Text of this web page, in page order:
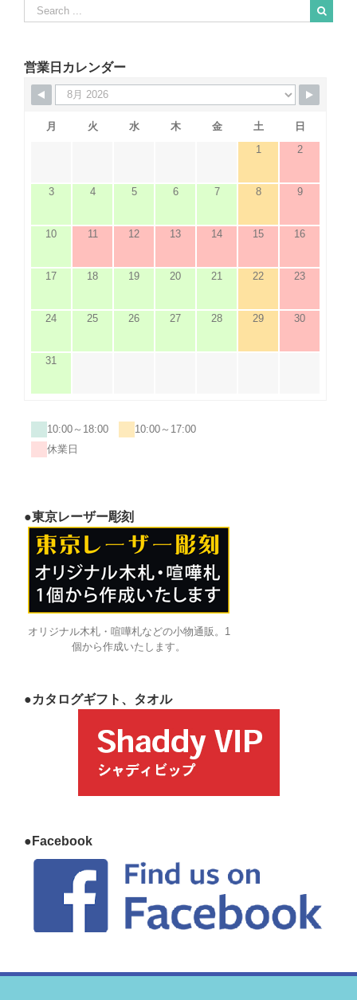
Search
for:
営業日カレンダー
月 火 水 木 金 土
日
1
2
3 4 5 6 7 8 9
10 11 12 13 14 15 16
17 18 19 20 21 22 23
24 25 26 27 28 29 30
31
10:00～18:00
10:00～17:00
休業日
●東京レーザー彫刻
オリジナル木札・喧嘩札などの小物通販。1
個から作成いたします。
●カタログギフト、タオル
●Facebook